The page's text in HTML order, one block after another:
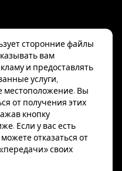
сторонние файлы
вам
и предоставлять
услуги,
местоположение. Вы
от получения этих
кнопку
Если у вас есть
отказаться от
своих